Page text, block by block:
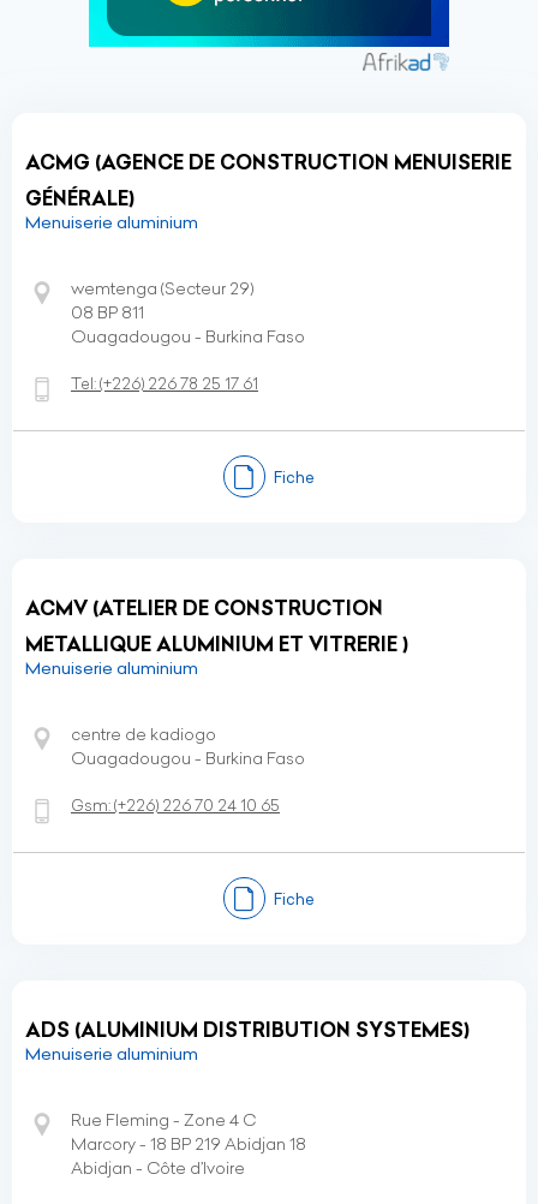
ACMG (AGENCE DE CONSTRUCTION MENUISERIE
GÉNÉRALE)
Menuiserie aluminium
wemtenga (Secteur 29)
08 BP 811
Ouagadougou - Burkina Faso
Tel:(+226) 226 78 25 17 61
Fiche
ACMV (ATELIER DE CONSTRUCTION
METALLIQUE ALUMINIUM ET VITRERIE )
Menuiserie aluminium
centre de kadiogo
Ouagadougou - Burkina Faso
Gsm:(+226) 226 70 24 10 65
Fiche
ADS (ALUMINIUM DISTRIBUTION SYSTEMES)
Menuiserie aluminium
Rue Fleming - Zone 4 C
Marcory - 18 BP 219 Abidjan 18
Abidjan - Côte d’Ivoire